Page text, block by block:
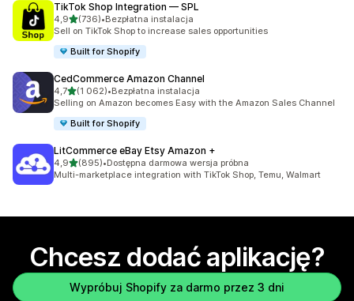
TikTok Shop Integration — SPL
4,9na 5 gwiazdek
(736)
Łączna liczba recenzji: 736
•Bezpłatna instalacja
Sell on TikTok Shop to increase sales opportunities
Built for Shopify
CedCommerce Amazon Channel
4,7na 5 gwiazdek
(1 062)
Łączna liczba recenzji: 1062
•Bezpłatna instalacja
Selling on Amazon becomes Easy with the Amazon Sales Channel
Built for Shopify
LitCommerce eBay Etsy Amazon +
4,9na 5 gwiazdek
(895)
Łączna liczba recenzji: 895
•Dostępna darmowa wersja próbna
Multi-marketplace integration with TikTok Shop, Temu, Walmart
Chcesz dodać aplikację?
Wypróbuj Shopify za darmo przez 3 dni